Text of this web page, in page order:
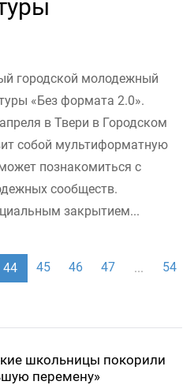
городской молодежный
«Без формата 2.0».
в Твери в Городском
собой мультиформатную
познакомиться с
сообществ.
закрытием...
44 45 46 47 ... 54
школьницы покорили
перемену»